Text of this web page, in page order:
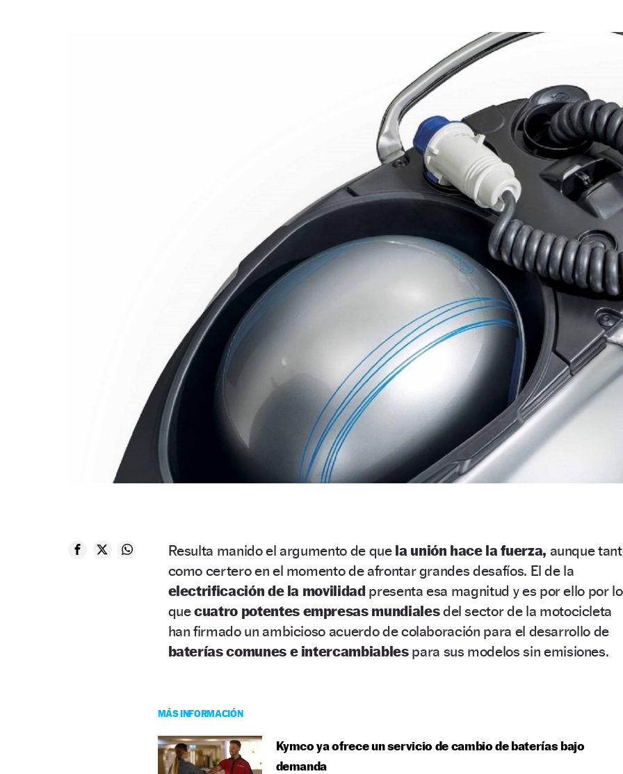
Resulta manido el argumento de quela unión hace la fuerza, aunque
como certero en el momento de afrontar grandes desafíos. El de la
electrificación de la movilidadpresenta esa magnitud y es por ello por lo
quecuatro potentes empresas mundialesdel sector de la motocicleta
han firmado un ambicioso acuerdo de colaboración para el desarrollo de
baterías comunes e intercambiablespara sus modelos sin emisiones.
MÁS INFORMACIÓN
Kymco ya ofrece un servicio de cambio de baterías bajo
demanda